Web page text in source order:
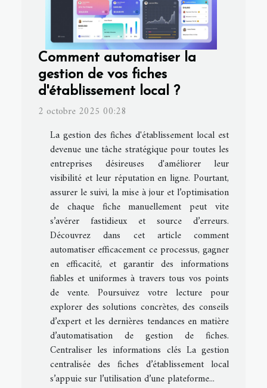
Comment automatiser la
gestion de vos fiches
d'établissement local ?
2 octobre 2025 00:28
La gestion des fiches d'établissement local est
devenue une tâche stratégique pour toutes les
entreprises désireuses d'améliorer leur
visibilité et leur réputation en ligne. Pourtant,
assurer le suivi, la mise à jour et l’optimisation
de chaque fiche manuellement peut vite
s’avérer fastidieux et source d’erreurs.
Découvrez dans cet article comment
automatiser efficacement ce processus, gagner
en efficacité, et garantir des informations
fiables et uniformes à travers tous vos points
de vente. Poursuivez votre lecture pour
explorer des solutions concrètes, des conseils
d’expert et les dernières tendances en matière
d’automatisation de gestion de fiches.
Centraliser les informations clés La gestion
centralisée des fiches d’établissement local
s’appuie sur l’utilisation d’une plateforme...